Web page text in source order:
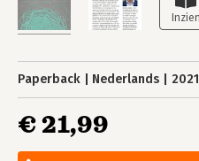
Paperback Nederlands 2021
€ 21,99